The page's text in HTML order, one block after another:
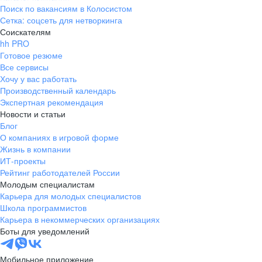
Поиск по вакансиям в Колосистом
Сетка: соцсеть для нетворкинга
Соискателям
hh PRO
Готовое резюме
Все сервисы
Хочу у вас работать
Производственный календарь
Экспертная рекомендация
Новости и статьи
Блог
О компаниях в игровой форме
Жизнь в компании
ИТ-проекты
Рейтинг работодателей России
Молодым специалистам
Карьера для молодых специалистов
Школа программистов
Карьера в некоммерческих организациях
Боты для уведомлений
Мобильное приложение